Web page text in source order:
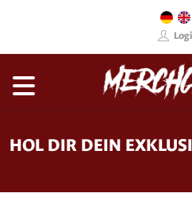
HOL DIR DEIN